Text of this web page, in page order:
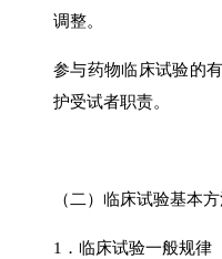
调整。
参与药物临床试验的
护受试者职责。
（二）临床试验基本
1．临床试验一般规律